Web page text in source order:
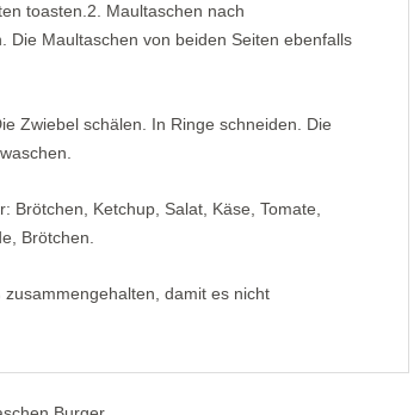
toasten.2. Maultaschen nach
Die Maultaschen von beiden Seiten ebenfalls
Zwiebel schälen. In Ringe schneiden. Die
Brötchen, Ketchup, Salat, Käse, Tomate,
Brötchen.
damit es nicht